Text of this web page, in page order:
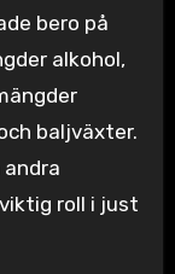
bero på
alkohol,
baljväxter.
roll i just